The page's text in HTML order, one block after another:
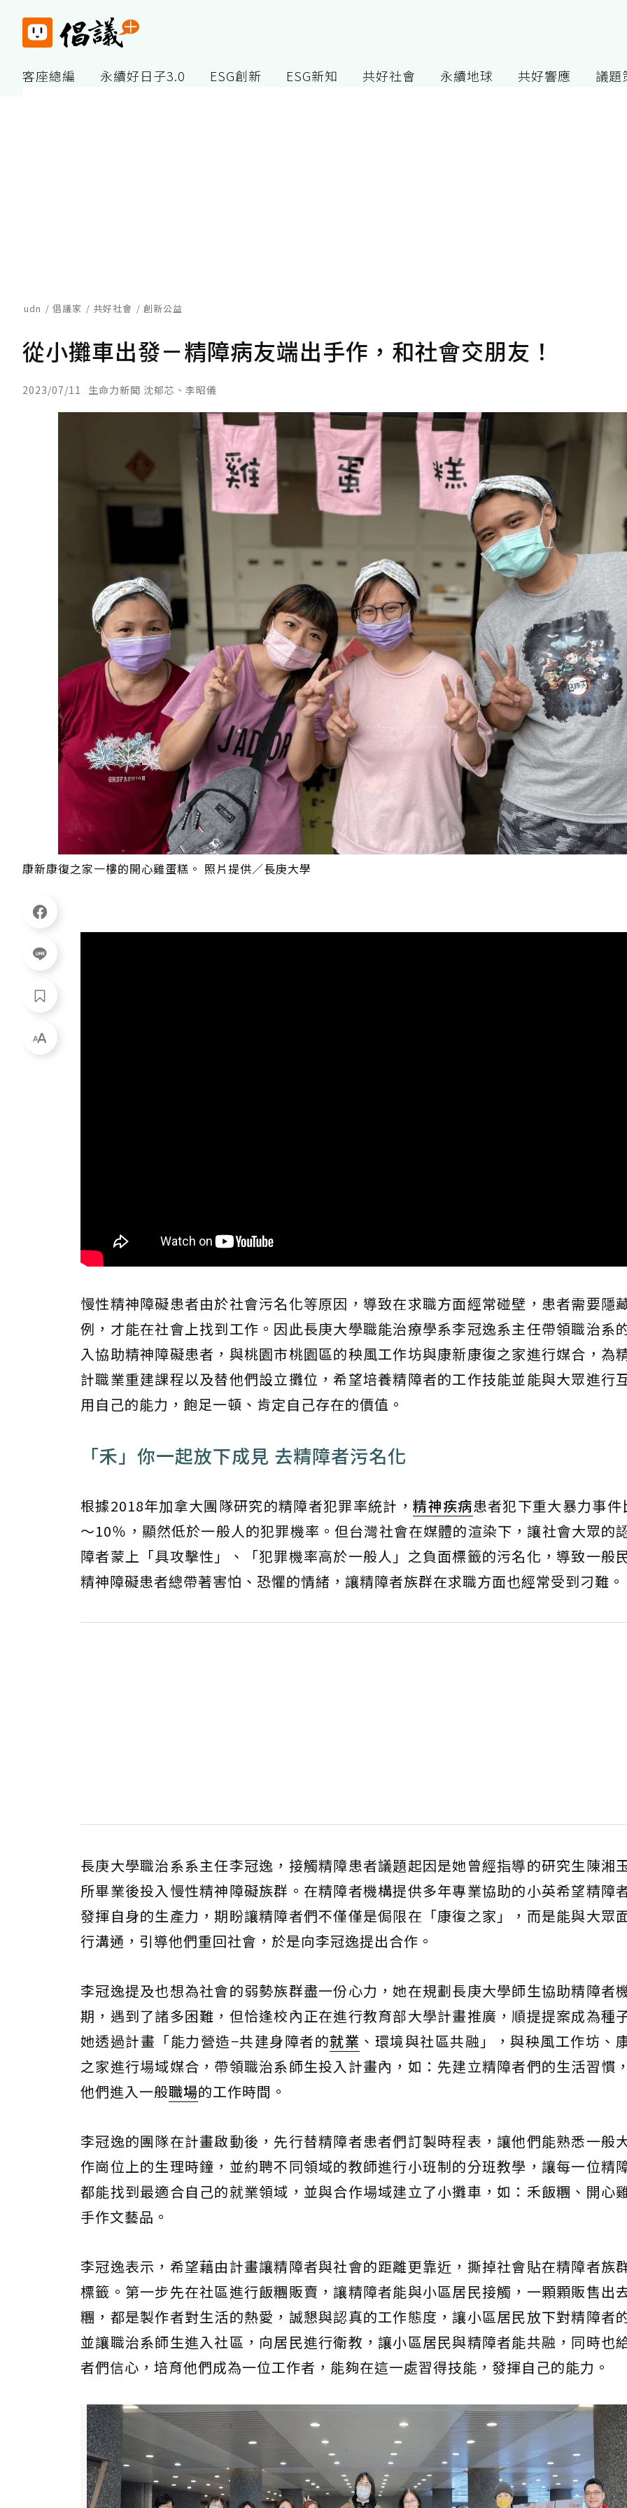
客座總編 永續好日子3.0 ESG創新 ESG新知 共好社會 永續地球 共好響應 議題
udn 倡議家 共好社會 創新公益
從小攤車出發－精障病友端出手作，和社會交朋友！
2023/07/11 生命力新聞 沈郁芯、李昭儀
康新康復之家一樓的開心雞蛋糕。 照片提供／長庚大學
慢性精神障礙患者由於社會污名化等原因，導致在求職方面經常碰壁，患者需要隱
例，才能在社會上找到工作。因此長庚大學職能治療學系李冠逸系主任帶領職治系
入協助精神障礙患者，與桃園市桃園區的秧風工作坊與康新康復之家進行媒合，為
計職業重建課程以及替他們設立攤位，希望培養精障者的工作技能並能與大眾進行
用自己的能力，飽足一頓、肯定自己存在的價值。
「禾」你一起放下成見 去精障者污名化
根據2018年加拿大團隊研究的精障者犯罪率統計，精神疾病患者犯下重大暴力事
～10％，顯然低於一般人的犯罪機率。但台灣社會在媒體的渲染下，讓社會大眾的
障者蒙上「具攻擊性」、「犯罪機率高於一般人」之負面標籤的污名化，導致一般
精神障礙患者總帶著害怕、恐懼的情緒，讓精障者族群在求職方面也經常受到刁難。
長庚大學職治系系主任李冠逸，接觸精障患者議題起因是她曾經指導的研究生陳湘
所畢業後投入慢性精神障礙族群。在精障者機構提供多年專業協助的小英希望精障
發揮自身的生產力，期盼讓精障者們不僅僅是侷限在「康復之家」，而是能與大眾
行溝通，引導他們重回社會，於是向李冠逸提出合作。
李冠逸提及也想為社會的弱勢族群盡一份心力，她在規劃長庚大學師生協助精障者
期，遇到了諸多困難，但恰逢校內正在進行教育部大學計畫推廣，順提提案成為種
她透過計畫「能力營造−共建身障者的就業 、環境與社區共融」，與秧風工作坊、
之家進行場域媒合，帶領職治系師生投入計畫內，如：先建立精障者們的生活習慣
他們進入一般職場的工作時間。
李冠逸的團隊在計畫啟動後，先行替精障者患者們訂製時程表，讓他們能熟悉一般
作崗位上的生理時鐘，並約聘不同領域的教師進行小班制的分班教學，讓每一位精
都能找到最適合自己的就業領域，並與合作場域建立了小攤車，如：禾飯糰、開心
手作文藝品。
李冠逸表示，希望藉由計畫讓精障者與社會的距離更靠近，撕掉社會貼在精障者族
標籤。第一步先在社區進行飯糰販賣，讓精障者能與小區居民接觸，一顆顆販售出
糰，都是製作者對生活的熱愛，誠懇與認真的工作態度，讓小區居民放下對精障者
並讓職治系師生進入社區，向居民進行衛教，讓小區居民與精障者能共融，同時也
者們信心，培育他們成為一位工作者，能夠在這一處習得技能，發揮自己的能力。